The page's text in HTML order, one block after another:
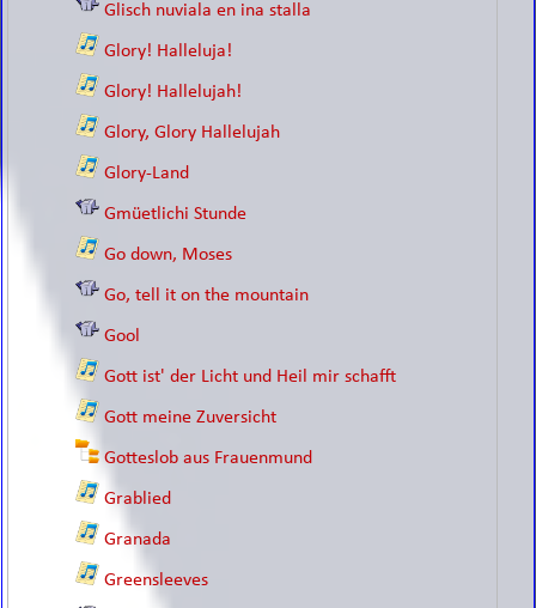
Glisch nuviala en ina stalla
Glory! Halleluja!
Glory! Hallelujah!
Glory, Glory Hallelujah
Glory-Land
Gmüetlichi Stunde
Go down, Moses
Go, tell it on the mountain
Gool
Gott ist' der Licht und Heil mir schafft
Gott meine Zuversicht
Gotteslob aus Frauenmund
Grablied
Granada
Greensleeves